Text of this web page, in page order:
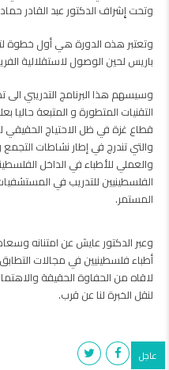
وتحت إِشراف الدكتور عبد القادر
وتعتبر هذه الدورة هي أول خطوة
باريس لحين الوصول لاستقلالية
وسيسهم هذا البرنامج التدريبي
التقنيات المتطورة و المتبعة حاليا
قطاع غزة في ظل الاحتياج الحقيقي
والتي تندرج في إطار نشاطات
والعملي للأطباء في الداخل
الفلسطينيين للتدريب في
المستمر.
وعبر الدكتور عايش عن امتنانه
أطباء فلسطينيين في مجالات
لاقاه من الحفاوة الحقيقة
لنقل الخبرة لنا عن قرب.
عاجل